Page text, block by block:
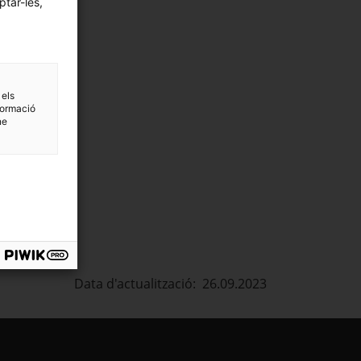
Data d'actualització: 26.09.2023